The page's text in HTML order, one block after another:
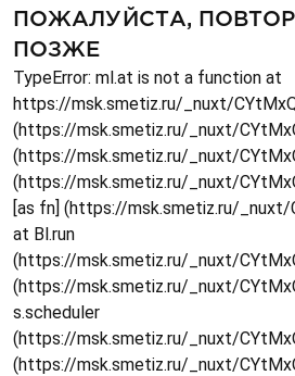
ПОЖАЛУЙСТА,
ПОЗЖЕ
TypeError: ml.at is not a function at
https://msk.smetiz.ru/_nuxt/
(https://msk.smetiz.ru/_nuxt/
(https://msk.smetiz.ru/_nuxt/
(https://msk.smetiz.ru/_nuxt/
[as fn] (https://msk.smetiz.ru/_nuxt/
at Bl.run
(https://msk.smetiz.ru/_nuxt/
(https://msk.smetiz.ru/_nuxt/
s.scheduler
(https://msk.smetiz.ru/_nuxt/
(https://msk.smetiz.ru/_nuxt/